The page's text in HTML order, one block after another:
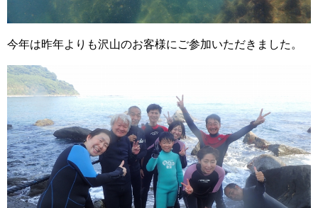
今年は昨年よりも沢山のお客様にご参加いただきました。